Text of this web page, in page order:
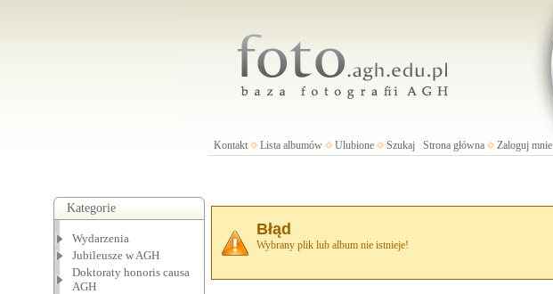
Kontakt Lista albumów Ulubione Szukaj Strona główna Zaloguj mnie
Kategorie
Wydarzenia
Jubileusze w AGH
Doktoraty honoris causa
AGH
Błąd
Wybrany plik lub album nie istnieje!